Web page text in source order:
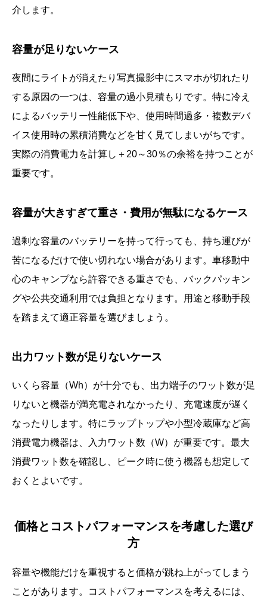
介します。
容量が足りないケース
夜間にライトが消えたり写真撮影中にスマホが切れたり
する原因の一つは、容量の過小見積もりです。特に冷え
によるバッテリー性能低下や、使用時間過多・複数デバ
イス使用時の累積消費などを甘く見てしまいがちです。
実際の消費電力を計算し＋20～30％の余裕を持つことが
重要です。
容量が大きすぎて重さ・費用が無駄になるケース
過剰な容量のバッテリーを持って行っても、持ち運びが
苦になるだけで使い切れない場合があります。車移動中
心のキャンプなら許容できる重さでも、バックパッキン
グや公共交通利用では負担となります。用途と移動手段
を踏まえて適正容量を選びましょう。
出力ワット数が足りないケース
いくら容量（Wh）が十分でも、出力端子のワット数が足
りないと機器が満充電されなかったり、充電速度が遅く
なったりします。特にラップトップや小型冷蔵庫など高
消費電力機器は、入力ワット数（W）が重要です。最大
消費ワット数を確認し、ピーク時に使う機器も想定して
おくとよいです。
価格とコストパフォーマンスを考慮した選び
方
容量や機能だけを重視すると価格が跳ね上がってしまう
ことがあります。コストパフォーマンスを考えるには、